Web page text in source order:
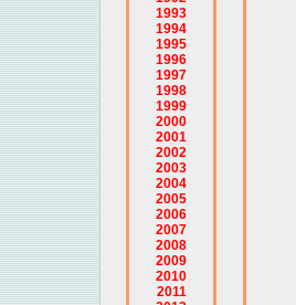
1993
1994
1995
1996
1997
1998
1999
2000
2001
2002
2003
2004
2005
2006
2007
2008
2009
2010
2011